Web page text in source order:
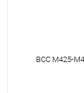
BCC M425-